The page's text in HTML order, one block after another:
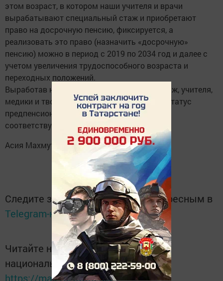
этом возраст, в котором наши учителя и врачи
вырабатывают специальный стаж и приобретают
право на досрочную пенсию, фиксируется, а
реализовать это право (назначить «досрочную»
пенсию) можно в период с 2019 по 2034 год и далее с
учетом увеличения трудоспособного возраста и
переходных положений.
Выработав необходимый специальный стаж, учителя,
медики и творческие работники получают статус
предпенсионера, а вместе с ним - право на
соответствующие льготы.
Асия Махмутова.
Следите за самым важным и интересным в
Telegram-каналеТатмедиа
Читайте новости Татарстана в
национальном мессенджере MАХ:
https://max.ru/tatmedia